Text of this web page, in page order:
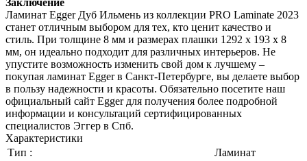
Заключение
Ламинат Egger Дуб Ильмень из коллекции PRO Laminate 2023
станет отличным выбором для тех, кто ценит качество и
стиль. При толщине 8 мм и размерах плашки 1292 х 193 х 8
мм, он идеально подходит для различных интерьеров. Не
упустите возможность изменить свой дом к лучшему –
покупая ламинат Egger в Санкт-Петербурге, вы делаете выбор
в пользу надежности и красоты. Обязательно посетите наш
официальный сайт Egger для получения более подробной
информации и консультаций сертифицированных
специалистов Эггер в Спб.
Характеристики
Тип :
Ламинат